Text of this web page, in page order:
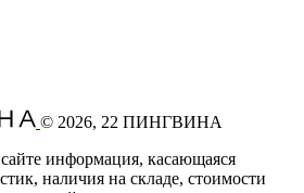
© 2026, 22 ПИНГВИНА
информация, касающаяся
наличия на складе, стоимости